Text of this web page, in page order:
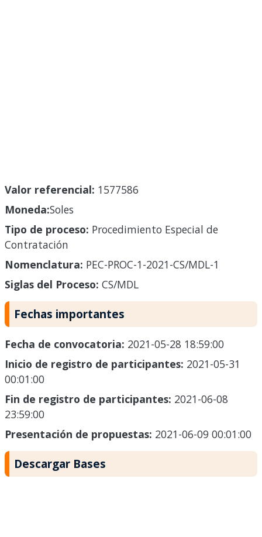
Valor referencial: 1577586
Moneda:Soles
Tipo de proceso: Procedimiento Especial de
Contratación
Nomenclatura: PEC-PROC-1-2021-CS/MDL-1
Siglas del Proceso: CS/MDL
Fechas importantes
Fecha de convocatoria: 2021-05-28 18:59:00
Inicio de registro de participantes: 2021-05-31
00:01:00
Fin de registro de participantes: 2021-06-08
23:59:00
Presentación de propuestas: 2021-06-09 00:01:00
Descargar Bases